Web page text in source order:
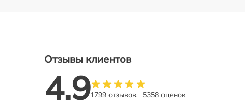
Отзывы клиентов
4.91799 отзывов 5358 оценок